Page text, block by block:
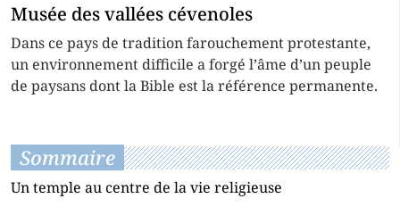
Musée des vallées cévenoles
Dans ce pays de tradition farouchement protestante,
un environnement difficile a forgé l’âme d’un peuple
de paysans dont la Bible est la référence permanente.
Sommaire
Un temple au centre de la vie religieuse